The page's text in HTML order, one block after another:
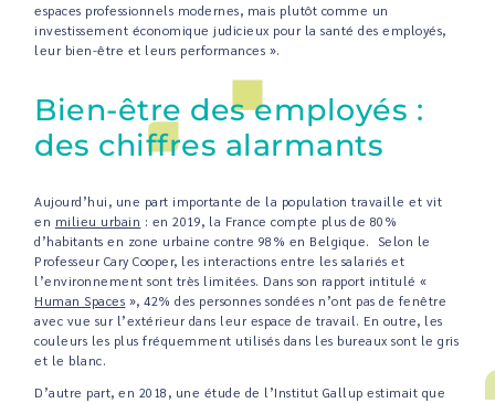
espaces professionnels modernes, mais plutôt comme un
investissement économique judicieux pour la santé des employés,
leur bien-être et leurs performances ».
Bien-être des employés :
des chiffres alarmants
Aujourd’hui, une part importante de la population travaille et vit
en milieu urbain : en 2019, la France compte plus de 80%
d’habitants en zone urbaine contre 98% en Belgique. Selon le
Professeur Cary Cooper, les interactions entre les salariés et
l’environnement sont très limitées. Dans son rapport intitulé «
Human Spaces », 42% des personnes sondées n’ont pas de fenêtre
avec vue sur l’extérieur dans leur espace de travail. En outre, les
couleurs les plus fréquemment utilisés dans les bureaux sont le gris
et le blanc.
D’autre part, en 2018, une étude de l’Institut Gallup estimait que